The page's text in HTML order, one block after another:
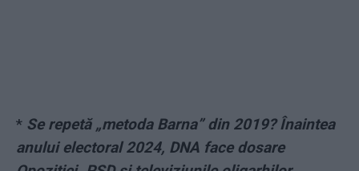
* Se repetă „metoda Barna” din 2019? Înaintea
anului electoral 2024, DNA face dosare